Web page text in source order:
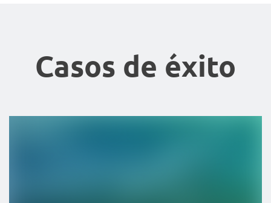
Casos de éxito